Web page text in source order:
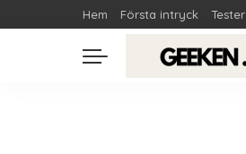
Hem Första intryck Tester